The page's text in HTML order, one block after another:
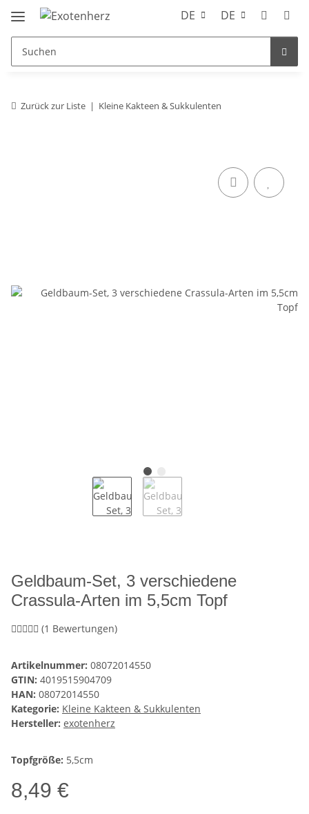
DE DE
Zurück zur Liste Kleine Kakteen & Sukkulenten
Geldbaum-Set, 3 verschiedene
Crassula-Arten im 5,5cm Topf
(1 Bewertungen)
Artikelnummer: 08072014550
GTIN: 4019515904709
HAN: 08072014550
Kategorie: Kleine Kakteen & Sukkulenten
Hersteller: exotenherz
Topfgröße: 5,5cm
8,49 €